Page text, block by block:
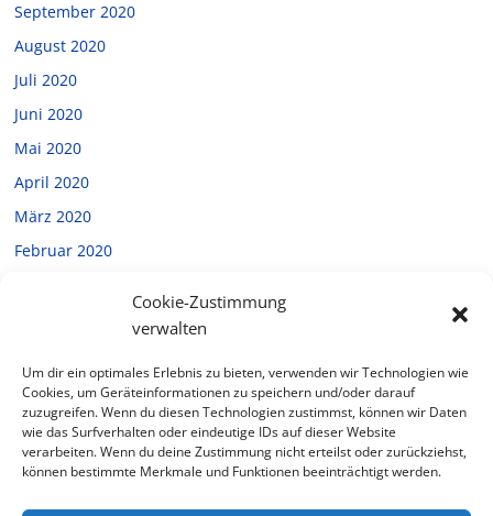
Cookie-Zustimmung
verwalten
Um dir ein optimales Erlebnis zu bieten, verwenden wir Technologien wie
Cookies, um Geräteinformationen zu speichern und/oder darauf
zuzugreifen. Wenn du diesen Technologien zustimmst, können wir Daten
wie das Surfverhalten oder eindeutige IDs auf dieser Website
verarbeiten. Wenn du deine Zustimmung nicht erteilst oder zurückziehst,
können bestimmte Merkmale und Funktionen beeinträchtigt werden.
September 2020
August 2020
Juli 2020
Juni 2020
Mai 2020
April 2020
März 2020
Februar 2020
Oktober 2019
September 2019
Juli 2019